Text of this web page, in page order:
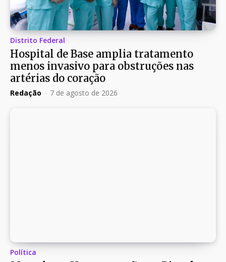
Distrito Federal
Hospital de Base amplia tratamento
menos invasivo para obstruções nas
artérias do coração
Redação - 7 de agosto de 2026
Política